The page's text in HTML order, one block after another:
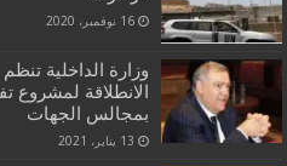
16 نوفمبر، 2020
وزارة الداخلية
الانطلاقة لمشروع
بمجالس الجهات
13 يناير، 2021